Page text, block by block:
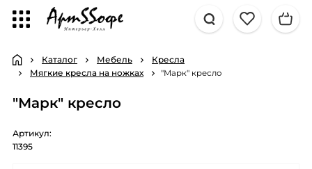
Каталог Мебель
Кресла
Мягкие кресла на ножках
"Марк" кресло
"Марк" кресло
Артикул:
11395